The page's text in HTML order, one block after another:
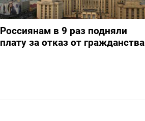
Россиянам в 9 раз подняли
плату за отказ от гражданства